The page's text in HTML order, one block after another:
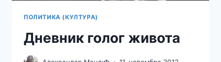
ПОЛИТИКА (КУЛТУРА)
Дневник голог живота